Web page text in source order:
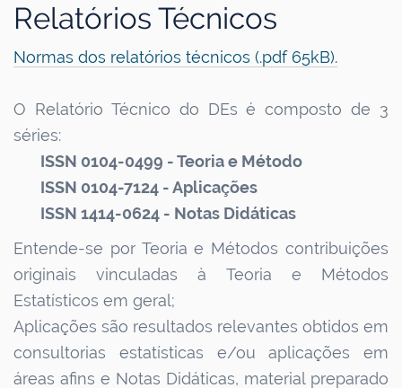
Relatórios Técnicos
Normas dos relatórios técnicos (.pdf 65kB).
O Relatório Técnico do DEs é composto de 3
séries:
ISSN 0104-0499 - Teoria e Método
ISSN 0104-7124 - Aplicações
ISSN 1414-0624 - Notas Didáticas
Entende-se por Teoria e Métodos contribuições
originais vinculadas à Teoria e Métodos
Estatísticos em geral;
Aplicações são resultados relevantes obtidos em
consultorias estatísticas e/ou aplicações em
áreas afins e Notas Didáticas, material preparado